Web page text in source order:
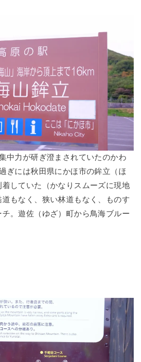
中力が研ぎ澄まされていたのかわ
ぎには秋田県にかほ市の鉾立（ほ
着していた（かなりスムーズに現地
もなく、狭い林道もなく、ものす
。遊佐（ゆざ）町から鳥海ブルー